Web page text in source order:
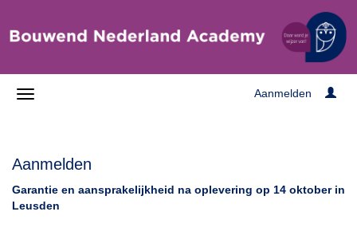
Aanmelden
Aanmelden
Garantie en aansprakelijkheid na oplevering op 14 oktober in
Leusden